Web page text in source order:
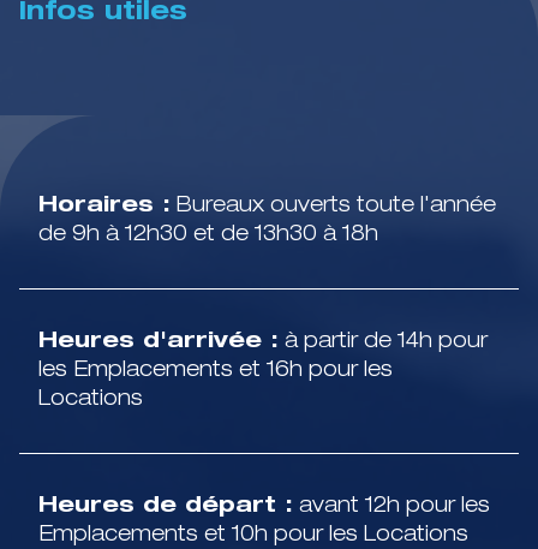
Infos utiles
Horaires : Bureaux ouverts toute l'année
de 9h à 12h30 et de 13h30 à 18h
Heures d'arrivée : à partir de 14h pour
les Emplacements et 16h pour les
Locations
Heures de départ : avant 12h pour les
Emplacements et 10h pour les Locations